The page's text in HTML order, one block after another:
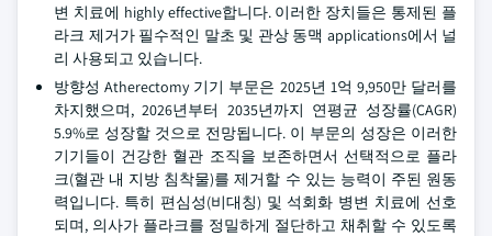
변 치료에 highly effective합니다. 이러한 장치들은 통제된 플
라크 제거가 필수적인 말초 및 관상 동맥 applications에서 널
리 사용되고 있습니다.
방향성 Atherectomy 기기 부문은 2025년 1억 9,950만 달러를
차지했으며, 2026년부터 2035년까지 연평균 성장률(CAGR)
5.9%로 성장할 것으로 전망됩니다. 이 부문의 성장은 이러한
기기들이 건강한 혈관 조직을 보존하면서 선택적으로 플라
크(혈관 내 지방 침착물)를 제거할 수 있는 능력이 주된 원동
력입니다. 특히 편심성(비대칭) 및 석회화 병변 치료에 선호
되며, 의사가 플라크를 정밀하게 절단하고 채취할 수 있도록